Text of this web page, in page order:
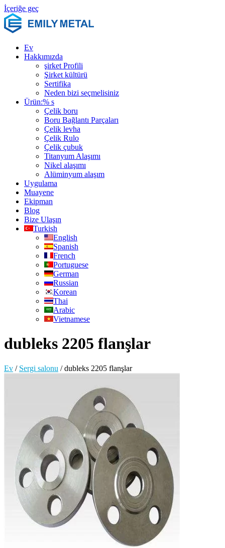
İçeriğe geç
Ev
Hakkımızda
şirket Profili
Şirket kültürü
Sertifika
Neden bizi seçmelisiniz
Ürün:% s
Çelik boru
Boru Bağlantı Parçaları
Çelik levha
Çelik Rulo
Çelik çubuk
Titanyum Alaşımı
Nikel alaşımı
Alüminyum alaşım
Uygulama
Muayene
Ekipman
Blog
Bize Ulaşın
Turkish
English
Spanish
French
Portuguese
German
Russian
Korean
Thai
Arabic
Vietnamese
dubleks 2205 flanşlar
Ev / Sergi salonu /dubleks 2205 flanşlar